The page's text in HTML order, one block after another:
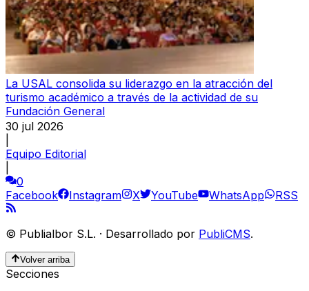
La USAL consolida su liderazgo en la atracción del
turismo académico a través de la actividad de su
Fundación General
30 jul 2026
Equipo Editorial
0
Facebook
Instagram X YouTube WhatsApp RSS
© Publialbor S.L. · Desarrollado por PubliCMS.
Volver arriba
Secciones